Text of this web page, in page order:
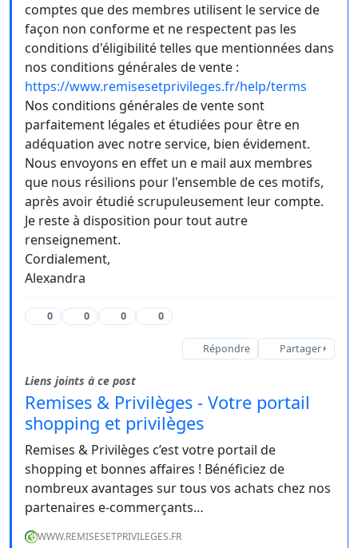
comptes que des membres utilisent le service de
façon non conforme et ne respectent pas les
conditions d'éligibilité telles que mentionnées dans
nos conditions générales de vente :
https://www.remisesetprivileges.fr/help/terms
Nos conditions générales de vente sont
parfaitement légales et étudiées pour être en
adéquation avec notre service, bien évidement.
Nous envoyons en effet un e mail aux membres
que nous résilions pour l'ensemble de ces motifs,
après avoir étudié scrupuleusement leur compte.
Je reste à disposition pour tout autre
renseignement.
Cordialement,
Alexandra
0 0 0 0
Répondre Partager
Liens joints à ce post
Remises & Privilèges - Votre portail
shopping et privilèges
Remises & Privilèges c’est votre portail de
shopping et bonnes affaires ! Bénéficiez de
nombreux avantages sur tous vos achats chez nos
partenaires e-commerçants…
WWW.REMISESETPRIVILEGES.FR